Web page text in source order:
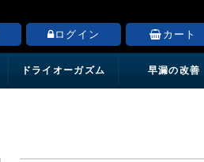
ログイン カート
ドライオーガズム 早漏の改善